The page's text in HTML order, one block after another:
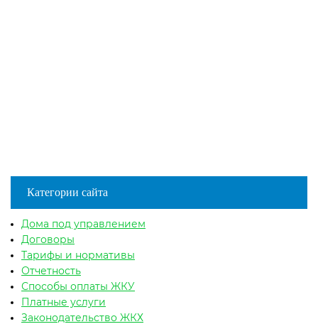
Категории сайта
Дома под управлением
Договоры
Тарифы и нормативы
Отчетность
Способы оплаты ЖКУ
Платные услуги
Законодательство ЖКХ